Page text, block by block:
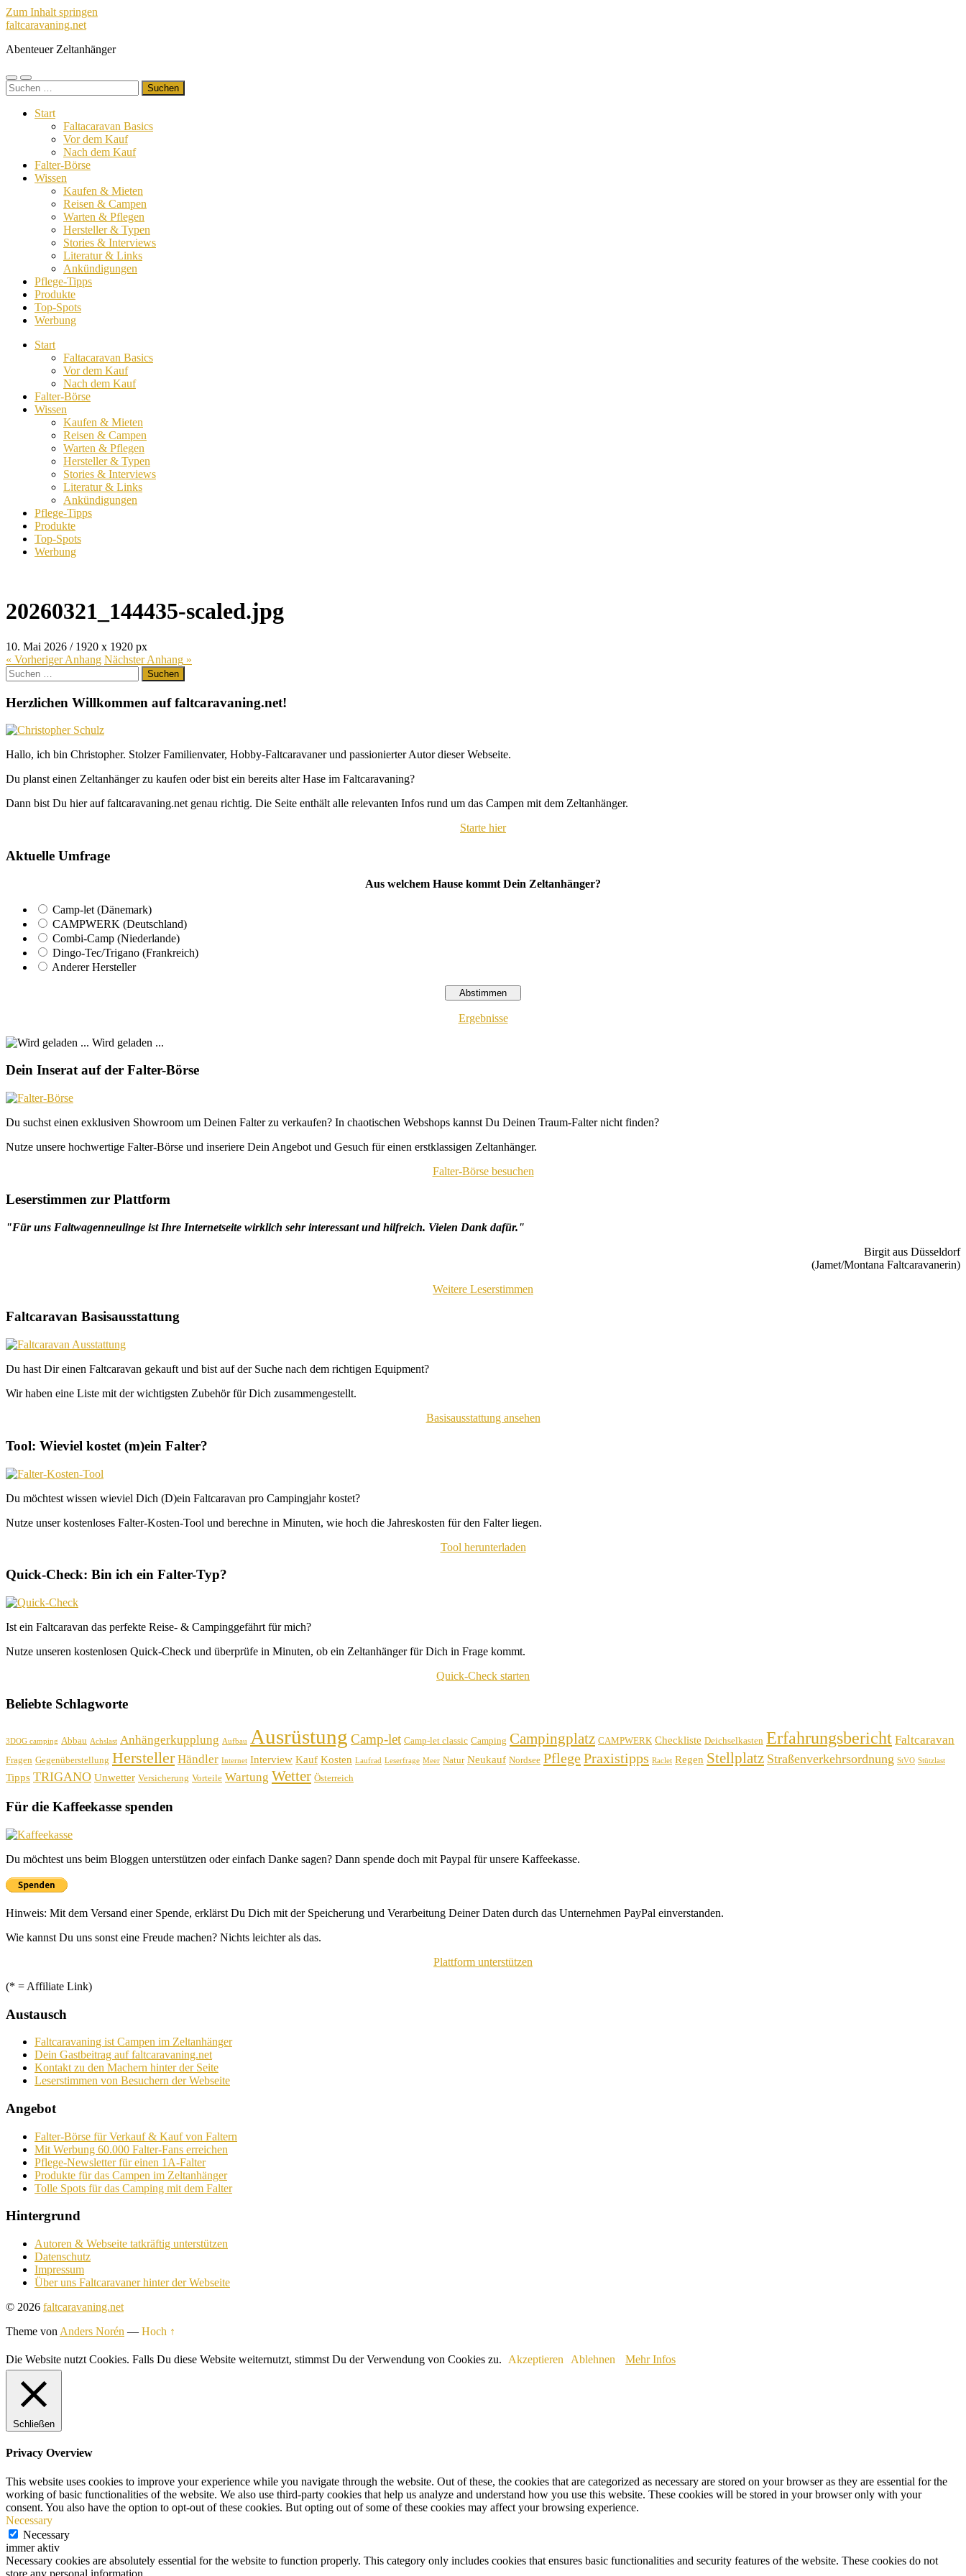
Zum Inhalt springen
faltcaravaning.net
Abenteuer Zeltanhänger
Mobile-
Menü
Suchfeld
ein-/ausblenden
Suchen
nach:
Start
Faltacaravan Basics
Vor dem Kauf
Nach dem Kauf
Falter-Börse
Wissen
Kaufen & Mieten
Reisen & Campen
Warten & Pflegen
Hersteller & Typen
Stories & Interviews
Literatur & Links
Ankündigungen
Pflege-Tipps
Produkte
Top-Spots
Werbung
Start
Faltacaravan Basics
Vor dem Kauf
Nach dem Kauf
Falter-Börse
Wissen
Kaufen & Mieten
Reisen & Campen
Warten & Pflegen
Hersteller & Typen
Stories & Interviews
Literatur & Links
Ankündigungen
Pflege-Tipps
Produkte
Top-Spots
Werbung
20260321_144435-scaled.jpg
10. Mai 2026 / 1920 x 1920 px
« VorherigerAnhang NächsterAnhang »
Suchen
nach:
Herzlichen Willkommen auf faltcaravaning.net!
Hallo, ich bin Christopher. Stolzer Familienvater, Hobby-Faltcaravaner und passionierter Autor dieser Webseite.
Du planst einen Zeltanhänger zu kaufen oder bist ein bereits alter Hase im Faltcaravaning?
Dann bist Du hier auf faltcaravaning.net genau richtig. Die Seite enthält alle relevanten Infos rund um das Campen mit dem Zeltanhänger.
Starte hier
Aktuelle Umfrage
Aus welchem Hause kommt Dein Zeltanhänger?
Camp-let (Dänemark)
CAMPWERK (Deutschland)
Combi-Camp (Niederlande)
Dingo-Tec/Trigano (Frankreich)
Anderer Hersteller
Ergebnisse
Wird geladen ...
Dein Inserat auf der Falter-Börse
Du suchst einen exklusiven Showroom um Deinen Falter zu verkaufen? In chaotischen Webshops kannst Du Deinen Traum-Falter nicht finden?
Nutze unsere hochwertige Falter-Börse und inseriere Dein Angebot und Gesuch für einen erstklassigen Zeltanhänger.
Falter-Börse besuchen
Leserstimmen zur Plattform
"Für uns Faltwagenneulinge ist Ihre Internetseite wirklich sehr interessant und hilfreich. Vielen Dank dafür."
Birgit aus Düsseldorf
(Jamet/Montana Faltcaravanerin)
Weitere Leserstimmen
Faltcaravan Basisausstattung
Du hast Dir einen Faltcaravan gekauft und bist auf der Suche nach dem richtigen Equipment?
Wir haben eine Liste mit der wichtigsten Zubehör für Dich zusammengestellt.
Basisausstattung ansehen
Tool: Wieviel kostet (m)ein Falter?
Du möchtest wissen wieviel Dich (D)ein Faltcaravan pro Campingjahr kostet?
Nutze unser kostenloses Falter-Kosten-Tool und berechne in Minuten, wie hoch die Jahreskosten für den Falter liegen.
Tool herunterladen
Quick-Check: Bin ich ein Falter-Typ?
Ist ein Faltcaravan das perfekte Reise- & Campinggefährt für mich?
Nutze unseren kostenlosen Quick-Check und überprüfe in Minuten, ob ein Zeltanhänger für Dich in Frage kommt.
Quick-Check starten
Beliebte Schlagworte
3DOG camping Abbau Achslast Anhängerkupplung Aufbau Ausrüstung Camp-let Camp-let classic Camping Campingplatz CAMPWERK Checkliste Deichselkasten Erfahrungsbericht Faltcaravan
Fragen Gegenüberstellung Hersteller Händler Internet Interview Kauf Kosten Laufrad Leserfrage Meer Natur Neukauf Nordsee PflegePraxistipps Raclet Regen Stellplatz Straßenverkehrsordnung StVO Stützlast
Tipps TRIGANO Unwetter Versicherung Vorteile Wartung Wetter Österreich
Für die Kaffeekasse spenden
Du möchtest uns beim Bloggen unterstützen oder einfach Danke sagen? Dann spende doch mit Paypal für unsere Kaffeekasse.
Hinweis: Mit dem Versand einer Spende, erklärst Du Dich mit der Speicherung und Verarbeitung Deiner Daten durch das Unternehmen PayPal einverstanden.
Wie kannst Du uns sonst eine Freude machen? Nichts leichter als das.
Plattform unterstützen
(* = Affiliate Link)
Austausch
Faltcaravaning ist Campen im Zeltanhänger
Dein Gastbeitrag auf faltcaravaning.net
Kontakt zu den Machern hinter der Seite
Leserstimmen von Besuchern der Webseite
Angebot
Falter-Börse für Verkauf & Kauf von Faltern
Mit Werbung 60.000 Falter-Fans erreichen
Pflege-Newsletter für einen 1A-Falter
Produkte für das Campen im Zeltanhänger
Tolle Spots für das Camping mit dem Falter
Hintergrund
Autoren & Webseite tatkräftig unterstützen
Datenschutz
Impressum
Über uns Faltcaravaner hinter der Webseite
© 2026 faltcaravaning.net
Theme von Anders Norén — Hoch ↑
Die Website nutzt Cookies. Falls Du diese Website weiternutzt, stimmst Du der Verwendung von Cookies zu. Akzeptieren Ablehnen Mehr Infos
Schließen
Privacy Overview
This website uses cookies to improve your experience while you navigate through the website. Out of these, the cookies that are categorized as necessary are stored on your browser as they are essential for the
working of basic functionalities of the website. We also use third-party cookies that help us analyze and understand how you use this website. These cookies will be stored in your browser only with your
consent. You also have the option to opt-out of these cookies. But opting out of some of these cookies may affect your browsing experience.
Necessary
Necessary
immer aktiv
Necessary cookies are absolutely essential for the website to function properly. This category only includes cookies that ensures basic functionalities and security features of the website. These cookies do not
store any personal information.